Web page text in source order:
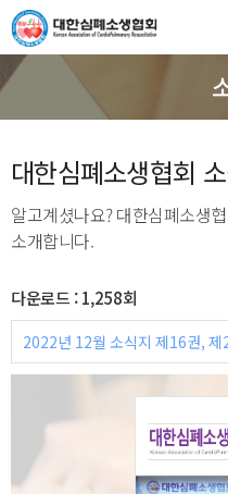
대한심폐소생협회
알고계셨나요? 대한심폐소생
소개합니다.
다운로드 : 1,258회